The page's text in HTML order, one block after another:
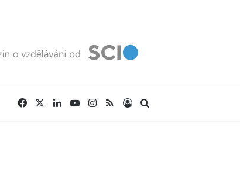
FacebookLinkedInYouTubeInstagram
RSSPřihlásit se